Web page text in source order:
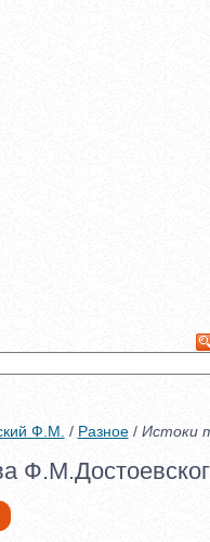
Ф.М. / Разное/ Истоки